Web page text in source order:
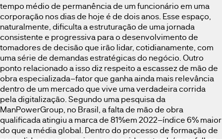
tempo médio de permanência de um funcionário em uma
corporação nos dias de hoje é de dois anos. Esse espaço,
naturalmente, dificulta a estruturação de uma jornada
consistente e progressiva para o desenvolvimento de
tomadores de decisão que irão lidar, cotidianamente, com
uma série de demandas estratégicas do negócio. Outro
ponto relacionado a isso diz respeito a escassez de mão de
obra especializada–fator que ganha ainda mais relevância
dentro de um mercado que vive uma verdadeira corrida
pela digitalização. Segundo uma pesquisa da
ManPowerGroup, no Brasil, a falta de mão de obra
qualificada atingiu a marca de 81%em 2022–índice 6% maior
do que a média global. Dentro do processo de formação de